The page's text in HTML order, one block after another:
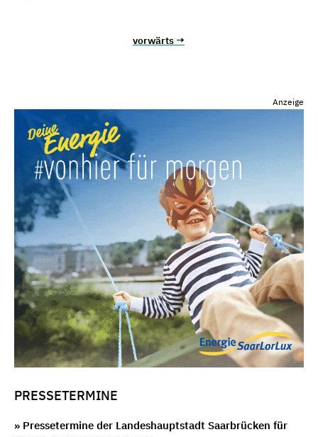
vorwärts →
Anzeige
PRESSETERMINE
» Pressetermine der Landeshauptstadt Saarbrücken für